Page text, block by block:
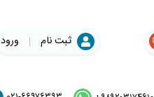
ثبت نام ورود